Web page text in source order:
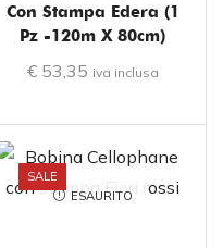
Con Stampa Edera (1
Pz -120m X 80cm)
€53,35 iva inclusa
SALE
ESAURITO